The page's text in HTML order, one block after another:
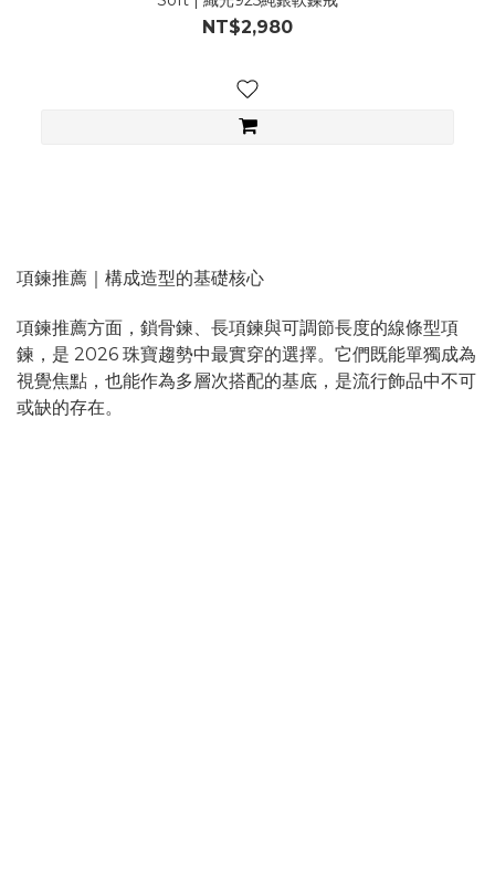
NT$2,980
項鍊推薦｜構成造型的基礎核心
項鍊推薦方面，鎖骨鍊、長項鍊與可調節長度的線條型項
鍊，是 2026 珠寶趨勢中最實穿的選擇。它們既能單獨成為
視覺焦點，也能作為多層次搭配的基底，是流行飾品中不可
或缺的存在。